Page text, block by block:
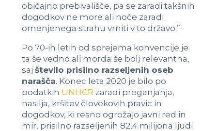
običajno prebivališče, pa se zaradi takšnih
dogodkov ne more ali noče zaradi
omenjenega strahu vrniti v to državo.”
Po 70-ih letih od sprejema konvencije je
ta še vedno ali morda še bolj relevantna,
saj število prisilno razseljenih oseb
narašča. Konec leta 2020 je bilo po
podatkih UNHCR zaradi preganjanja,
nasilja, kršitev človekovih pravic in
dogodkov, ki resno ogrožajo javni red in
mir, prisilno razseljenih 82,4 milijona ljudi